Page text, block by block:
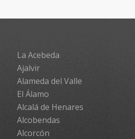
La Acebeda
Ajalvir
Alameda del Valle
El Álamo
Alcalá de Henares
Alcobendas
Alcorcón